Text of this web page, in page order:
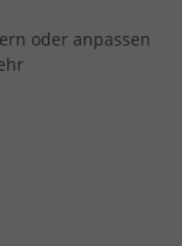
oder anpassen